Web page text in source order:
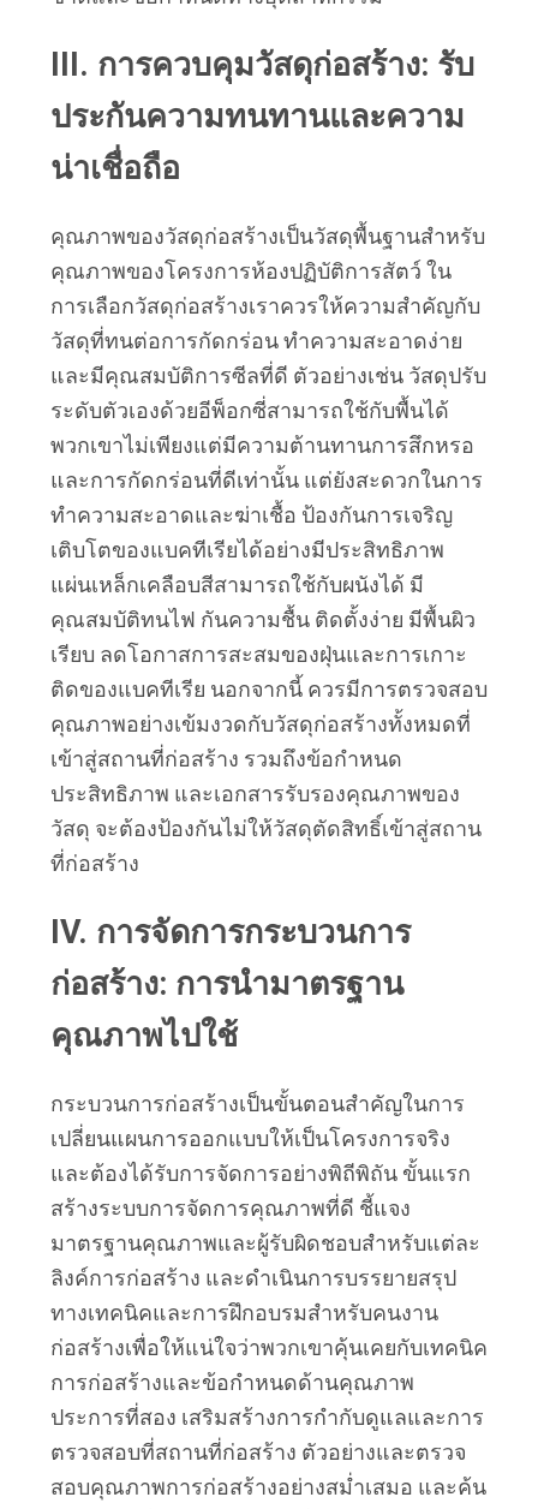
III. การควบคุมวัสดุก่อสร้าง: รับ
ประกันความทนทานและความ
น่าเชื่อถือ
คุณภาพของวัสดุก่อสร้างเป็นวัสดุพื้นฐานสำหรับ
คุณภาพของโครงการห้องปฏิบัติการสัตว์ ใน
การเลือกวัสดุก่อสร้างเราควรให้ความสำคัญกับ
วัสดุที่ทนต่อการกัดกร่อน ทำความสะอาดง่าย
และมีคุณสมบัติการซีลที่ดี ตัวอย่างเช่น วัสดุปรับ
ระดับตัวเองด้วยอีพ็อกซี่สามารถใช้กับพื้นได้
พวกเขาไม่เพียงแต่มีความต้านทานการสึกหรอ
และการกัดกร่อนที่ดีเท่านั้น แต่ยังสะดวกในการ
ทำความสะอาดและฆ่าเชื้อ ป้องกันการเจริญ
เติบโตของแบคทีเรียได้อย่างมีประสิทธิภาพ
แผ่นเหล็กเคลือบสีสามารถใช้กับผนังได้ มี
คุณสมบัติทนไฟ กันความชื้น ติดตั้งง่าย มีพื้นผิว
เรียบ ลดโอกาสการสะสมของฝุ่นและการเกาะ
ติดของแบคทีเรีย นอกจากนี้ ควรมีการตรวจสอบ
คุณภาพอย่างเข้มงวดกับวัสดุก่อสร้างทั้งหมดที่
เข้าสู่สถานที่ก่อสร้าง รวมถึงข้อกำหนด
ประสิทธิภาพ และเอกสารรับรองคุณภาพของ
วัสดุ จะต้องป้องกันไม่ให้วัสดุตัดสิทธิ์เข้าสู่สถาน
ที่ก่อสร้าง
IV. การจัดการกระบวนการ
ก่อสร้าง: การนำมาตรฐาน
คุณภาพไปใช้
กระบวนการก่อสร้างเป็นขั้นตอนสำคัญในการ
เปลี่ยนแผนการออกแบบให้เป็นโครงการจริง
และต้องได้รับการจัดการอย่างพิถีพิถัน ขั้นแรก
สร้างระบบการจัดการคุณภาพที่ดี ชี้แจง
มาตรฐานคุณภาพและผู้รับผิดชอบสำหรับแต่ละ
ลิงค์การก่อสร้าง และดำเนินการบรรยายสรุป
ทางเทคนิคและการฝึกอบรมสำหรับคนงาน
ก่อสร้างเพื่อให้แน่ใจว่าพวกเขาคุ้นเคยกับเทคนิค
การก่อสร้างและข้อกำหนดด้านคุณภาพ
ประการที่สอง เสริมสร้างการกำกับดูแลและการ
ตรวจสอบที่สถานที่ก่อสร้าง ตัวอย่างและตรวจ
สอบคุณภาพการก่อสร้างอย่างสม่ำเสมอ และค้น